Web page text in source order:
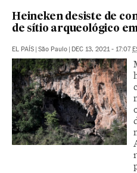
Heineken desiste de
de sítio arqueológico
EL PAÍS São Paulo DEC 13, 2021 - 17:07